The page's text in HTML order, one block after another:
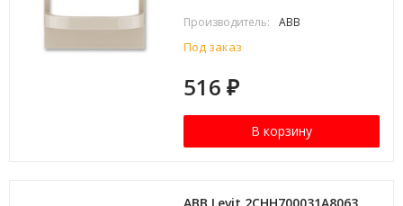
Производитель: ABB
Под заказ
516₽
В корзину